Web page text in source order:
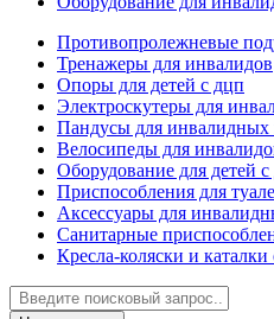
Противопролежневые
Тренажеры для инвалидов
Опоры для детей с дцп
Электроскутеры для
Пандусы для инвалидных
Велосипеды для
Оборудование для детей
Приспособления для
Аксессуары для
Санитарные
Кресла-коляски и